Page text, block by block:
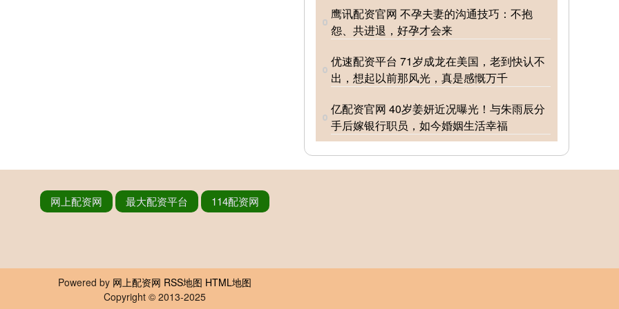
鹰讯配资官网 不孕夫妻的沟通技巧：不抱
怨、共进退，好孕才会来
优速配资平台 71岁成龙在美国，老到快认不
出，想起以前那风光，真是感慨万千
亿配资官网 40岁姜妍近况曝光！与朱雨辰分
手后嫁银行职员，如今婚姻生活幸福
网上配资网 最大配资平台 114配资网
Powered by 网上配资网 RSS地图 HTML地图
Copyright © 2013-2025